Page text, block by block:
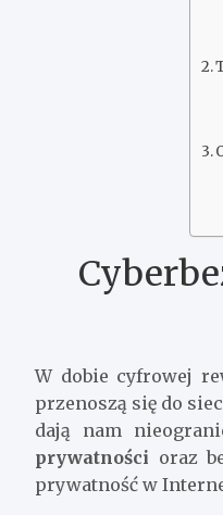
W dobie cyfrowej
przenoszą się do
dają nam
prywatności oraz
prywatność w